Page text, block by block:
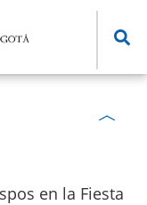
en la Fiesta